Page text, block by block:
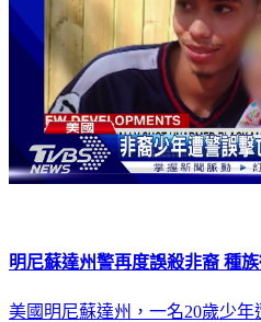
明尼蘇達州警再度誤殺非裔 種
美國明尼蘇達州，一名20歲少